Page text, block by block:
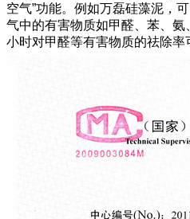
空气”功能。例如万磊硅藻泥，
气中的有害物质如甲醛、苯、
小时对甲醛等有害物质的祛除率